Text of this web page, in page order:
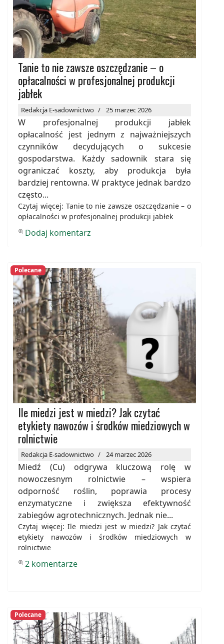
Tanie to nie zawsze oszczędzanie – o
opłacalności w profesjonalnej produkcji
jabłek
Redakcja E-sadownictwo 25 marzec 2026
W profesjonalnej produkcji jabłek
opłacalność jest jednym z najważniejszych
czynników decydujących o sukcesie
gospodarstwa. Każdy sadownik stara się
ograniczać koszty, aby produkcja była
bardziej rentowna. W praktyce jednak bardzo
często...
Czytaj więcej: Tanie to nie zawsze oszczędzanie – o
opłacalności w profesjonalnej produkcji jabłek
Dodaj komentarz
Polecane
Ile miedzi jest w miedzi? Jak czytać
etykiety nawozów i środków miedziowych w
rolnictwie
Redakcja E-sadownictwo 24 marzec 2026
Miedź (Cu) odgrywa kluczową rolę w
nowoczesnym rolnictwie – wspiera
odporność roślin, poprawia procesy
enzymatyczne i zwiększa efektywność
zabiegów agrotechnicznych. Jednak nie...
Czytaj więcej: Ile miedzi jest w miedzi? Jak czytać
etykiety nawozów i środków miedziowych w
rolnictwie
2 komentarze
Polecane